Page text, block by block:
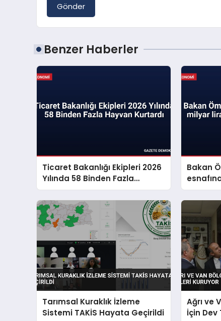
Gönder
Benzer Haberler
Ticaret Bakanlığı Ekipleri 2026
Yılında 58 Binden Fazla
Hayvan Kurtardı
Bakan
müjdesi
Tarımsal Kuraklık İzleme
Sistemi TAKİS Hayata Geçirildi
Ağrı ve
İçin Dev